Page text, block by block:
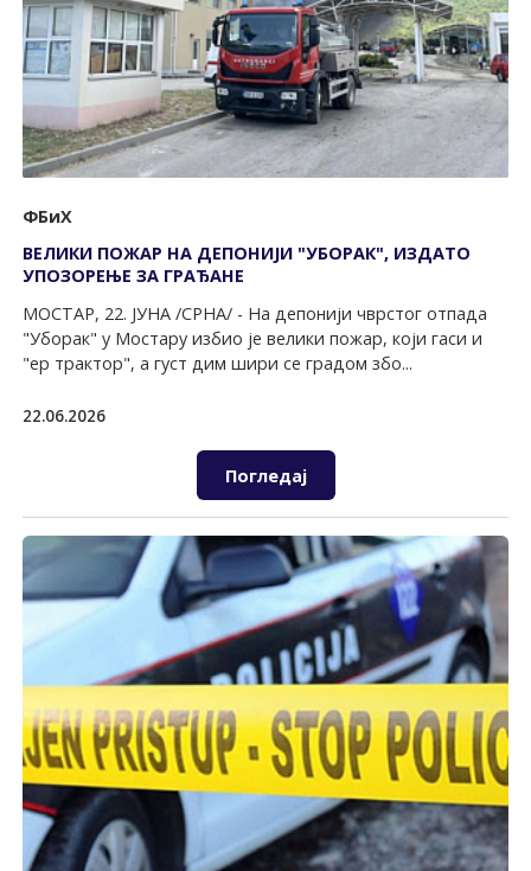
ФБиХ
ВЕЛИКИ ПОЖАР НА ДЕПОНИЈИ "УБОРАК", ИЗДАТО
УПОЗОРЕЊЕ ЗА ГРАЂАНЕ
МОСТАР, 22. ЈУНА /СРНА/ - На депонији чврстог отпада
"Уборак" у Мостару избио је велики пожар, који гаси и
"ер трактор", а густ дим шири се градом збо...
22.06.2026
Погледај